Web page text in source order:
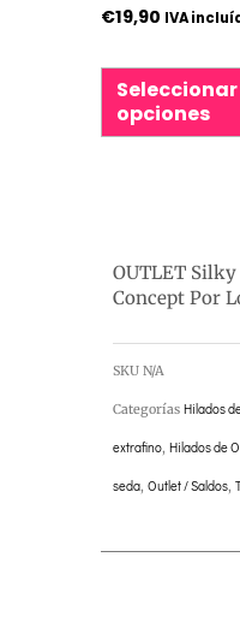
€19,90 IVA
Seleccionar
opciones
OUTLET Silky
Concept Por
SKU N/A
Categorías Hilados
extrafino, Hilados de
seda, Outlet / Saldos,